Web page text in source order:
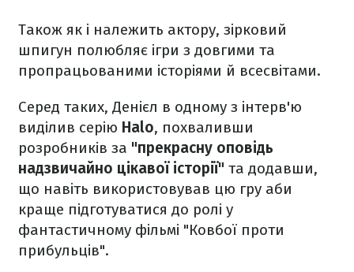
Також як і належить актору, зірковий
шпигун полюбляє ігри з довгими та
пропрацьованими історіями й всесвітами.
Серед таких, Денієл в одному з інтерв'ю
виділив серію Halo, похваливши
розробників за "прекрасну оповідь
надзвичайно цікавої історії" та додавши,
що навіть використовував цю гру аби
краще підготуватися до ролі у
фантастичному фільмі "Ковбої проти
прибульців".